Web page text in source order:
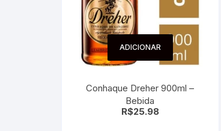
ADICIONAR
Conhaque Dreher 900ml –
Bebida
R$25.98